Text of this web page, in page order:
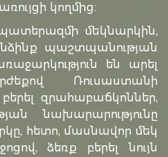
կողմից։
մեկնարկին,
պաշտպանության
են արել
Ռուսաստանի
բերել զրահաբաճկոններ,
նախարարությունը
հետո, մասնավոր մեկ
ձեռք բերել նույն